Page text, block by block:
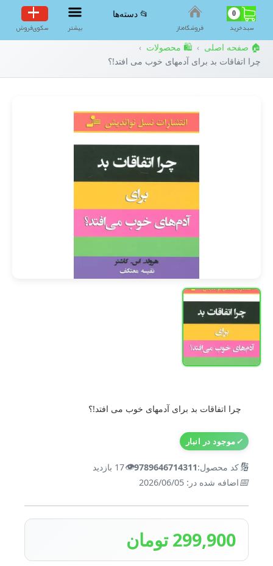
0
سبد‌خرید فروشگاه‌ناز
📂 دسته‌ها
بیشتر سکوی‌فروش
🏠 صفحه اصلی › 🛍️ محصولات ›
چرا اتفاقات بد برای آدمهای خوب می افتد!؟
چرا اتفاقات بد برای آدمهای خوب می افتد!؟
✓موجود در انبار
🔢کد محصول:9789646714311
👁️17 بازدید
📅اضافه شده در: 2026/06/05
299,900 تومان